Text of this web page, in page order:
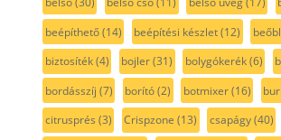
beépíthető(14) beépítési készlet(12)
biztosíték(4) bojler(31) bolygókerék(6)
bordásszíj (7) borító(2) botmixer(16)
citrusprés (3) Crispzone (13) csapágy(40)